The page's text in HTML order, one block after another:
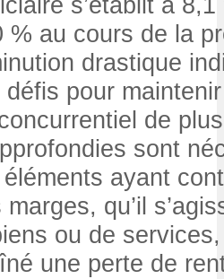
% au cours de la
drastique
pour
de
sont
ayant
qu’il
ou de
une perte de